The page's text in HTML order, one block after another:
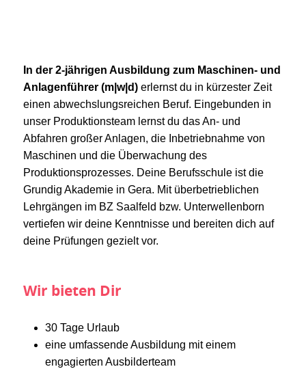
In der 2-jährigen Ausbildung zum Maschinen- und
Anlagenführer (m|w|d) erlernst du in kürzester Zeit
einen abwechslungsreichen Beruf. Eingebunden in
unser Produktionsteam lernst du das An- und
Abfahren großer Anlagen, die Inbetriebnahme von
Maschinen und die Überwachung des
Produktionsprozesses. Deine Berufsschule ist die
Grundig Akademie in Gera. Mit überbetrieblichen
Lehrgängen im BZ Saalfeld bzw. Unterwellenborn
vertiefen wir deine Kenntnisse und bereiten dich auf
deine Prüfungen gezielt vor.
Wir bieten Dir
30 Tage Urlaub
eine umfassende Ausbildung mit einem
engagierten Ausbilderteam